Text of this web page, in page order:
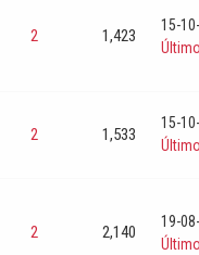
2 1,423
15-
2 1,533
15-
2 2,140
19-